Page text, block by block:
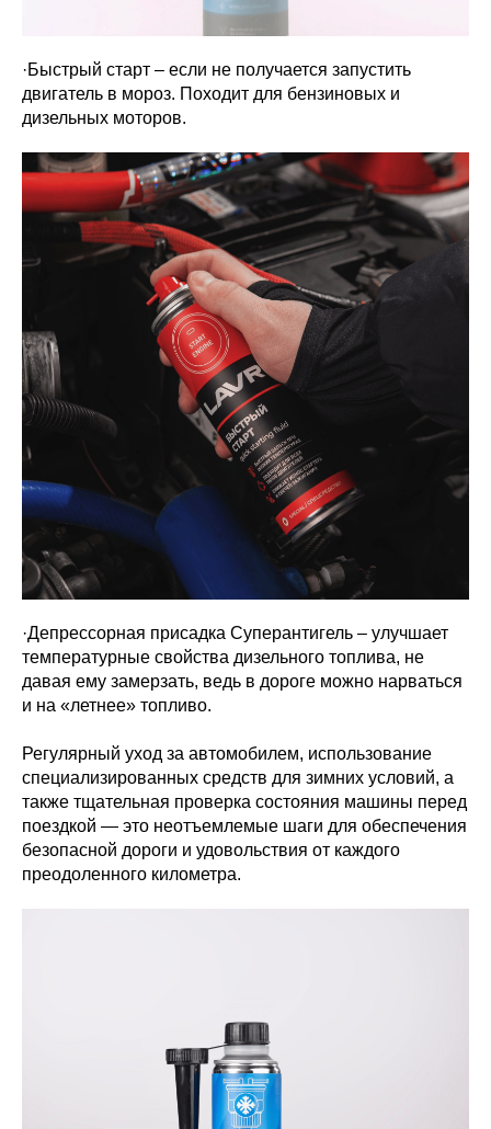
·Быстрый старт – если не получается запустить
двигатель в мороз. Походит для бензиновых и
дизельных моторов.
·Депрессорная присадка Суперантигель – улучшает
температурные свойства дизельного топлива, не
давая ему замерзать, ведь в дороге можно нарваться
и на «летнее» топливо.
Регулярный уход за автомобилем, использование
специализированных средств для зимних условий, а
также тщательная проверка состояния машины перед
поездкой — это неотъемлемые шаги для обеспечения
безопасной дороги и удовольствия от каждого
преодоленного километра.